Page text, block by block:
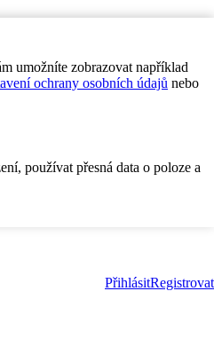
umožníte zobrazovat například
ochrany osobních údajů nebo
používat přesná data o poloze a
PřihlásitRegistrovat